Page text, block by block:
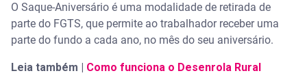
O Saque-Aniversário é uma modalidade de retirada de
parte do FGTS, que permite ao trabalhador receber uma
parte do fundo a cada ano, no mês do seu aniversário.
Leia também | Como funciona o Desenrola Rural